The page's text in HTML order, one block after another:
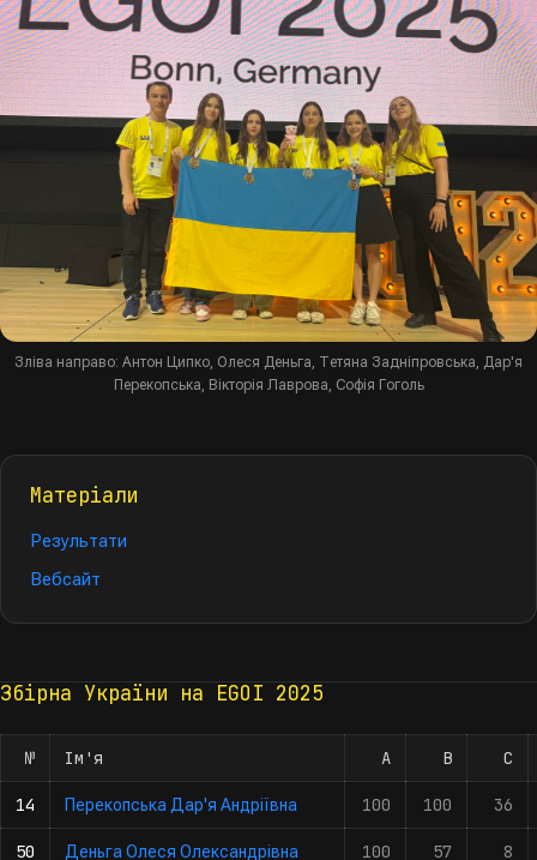
Зліва направо: Антон Ципко, Олеся Деньга, Тетяна Задніпровська, Дар'я
Перекопська, Вікторія Лаврова, Софія Гоголь
Матеріали
Результати
Вебсайт
Збірна України на EGOI 2025
№ Ім'я A B C
14 Перекопська Дар'я Андріївна 100 100 36
50 Деньга Олеся Олександрівна 100 57 8